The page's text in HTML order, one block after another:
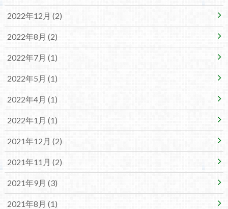
2022年12月 (2)
2022年8月 (2)
2022年7月 (1)
2022年5月 (1)
2022年4月 (1)
2022年1月 (1)
2021年12月 (2)
2021年11月 (2)
2021年9月 (3)
2021年8月 (1)